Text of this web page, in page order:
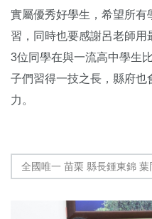
實屬優秀好學生，希望所有
習，同時也要感謝呂老師
3位同學在與一流高中學生
子們習得一技之長，縣府也
力。
全國唯一 苗栗 縣長鍾東錦